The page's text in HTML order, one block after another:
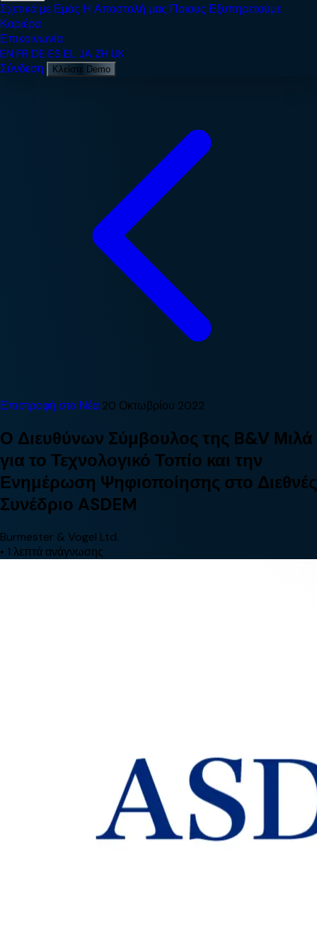
Σχετικά με Εμάς Η Αποστολή μας Ποιους Εξυπηρετούμε
Καριέρα
Επικοινωνία
EN FR DE ES ELJA ZH UK
Σύνδεση
Κλείστε Demo
Επιστροφή στα Νέα 20 Οκτωβρίου 2022
Ο Διευθύνων Σύμβουλος της B&V Μιλά
για το Τεχνολογικό Τοπίο και την
Ενημέρωση Ψηφιοποίησης στο Διεθνές
Συνέδριο ASDEM
Burmester & Vogel Ltd.
• 1 λεπτά ανάγνωσης